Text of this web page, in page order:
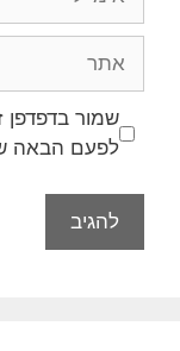
שמור
לפעם הבאה